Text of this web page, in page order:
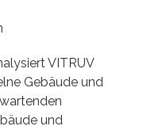
VITRUV
Gebäude und
und